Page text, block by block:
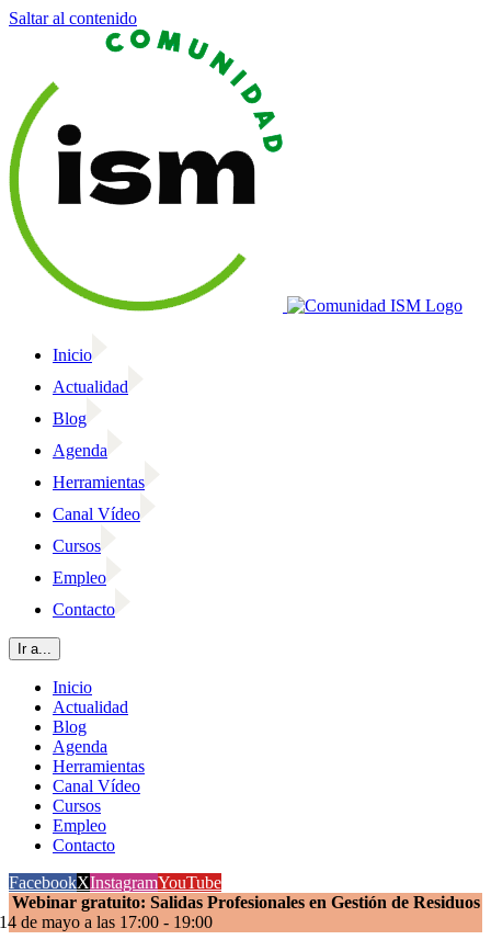
Saltar al contenido
Inicio
Actualidad
Blog
Agenda
Herramientas
Canal Vídeo
Cursos
Empleo
Contacto
Ir a...
Inicio
Actualidad
Blog
Agenda
Herramientas
Canal Vídeo
Cursos
Empleo
Contacto
FacebookXInstagramYouTube
Webinar gratuito: Salidas Profesionales en Gestión de Residuos
14 de mayo a las 17:00 - 19:00